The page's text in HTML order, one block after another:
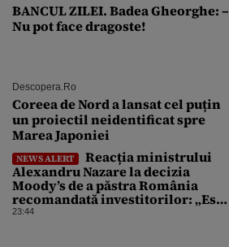
BANCUL ZILEI. Badea Gheorghe: –
Nu pot face dragoste!
Descopera.ro
Coreea de Nord a lansat cel puțin
un proiectil neidentificat spre
Marea Japoniei
NEWS ALERT
Reacția ministrului
Alexandru Nazare la decizia
Moody’s de a păstra România
recomandată investitorilor: „Este
un răgaz, dar în niciun caz un
23:44